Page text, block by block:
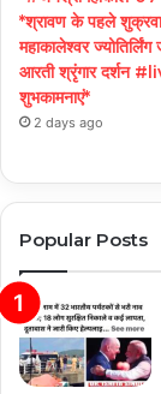
*श्रावण के पहले
महाकालेश्वर
आरती श्रृंगार दर्शन
शुभकामनाएं*
2 days ago
Popular Posts